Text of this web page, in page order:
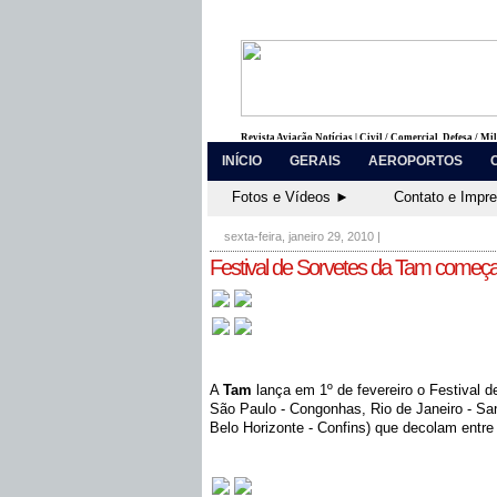
Revista Aviação Notícias | Civil / Comercial, Defesa /
INÍCIO GERAIS AEROPORTOS
Fotos e Vídeos ► Contato e
sexta-feira, janeiro 29, 2010 |
Festival de Sorvetes da Tam
A Tam lança em 1º de fevereiro o Festival
São Paulo - Congonhas, Rio de Janeiro -
Belo Horizonte - Confins) que decolam